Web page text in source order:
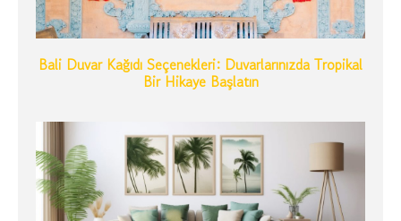
Bali Duvar Kağıdı Seçenekleri: Duvarlarınızda Tropikal
Bir Hikaye Başlatın